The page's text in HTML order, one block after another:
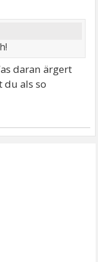
daran ärgert
du als so